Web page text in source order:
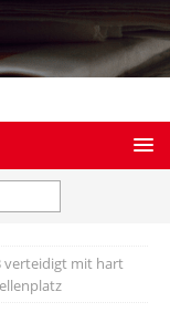
verteidigt mit hart